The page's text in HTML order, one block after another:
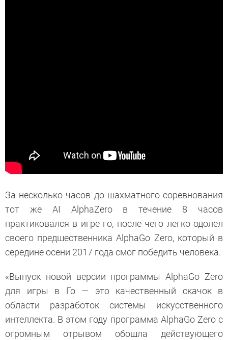
За несколько часов до шахматного соревнования
тот же AI AlphaZero в течение 8 часов
практиковался в игре го, после чего легко одолел
своего предшественника AlphaGo Zero, который в
середине осени 2017 года смог победить человека.
«Выпуск новой версии программы AlphaGo Zero
для игры в Го — это качественный скачок в
области разработок системы искусственного
интеллекта. В этом году программа AlphaGo Zero с
огромным отрывом обошла действующего